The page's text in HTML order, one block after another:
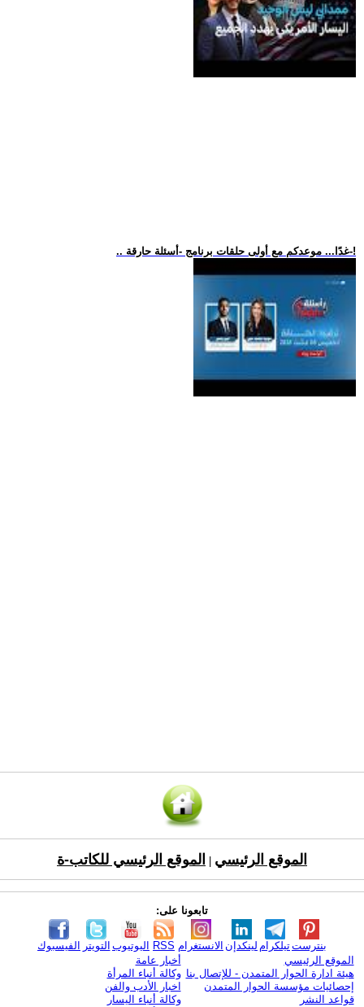
.. غدًا... موعدكم مع أولى حلقات برنامج -أسئلة حارقة-!
الموقع الرئيسي الموقع الرئيسي للكاتب-ة
تابعونا على:
الفيسبوك التويتر اليوتيوب RSS الانستغرام لينكدإن تيلكرامبنترست
الموقع الرئيسي
هيئة ادارة الحوار المتمدن - للإتصال بنا
إحصائيات مؤسسة الحوار المتمدن
قواعد النشر
أخبار عامة
وكالة أنباء المرأة
اخبار الأدب والفن
وكالة أنباء اليسار